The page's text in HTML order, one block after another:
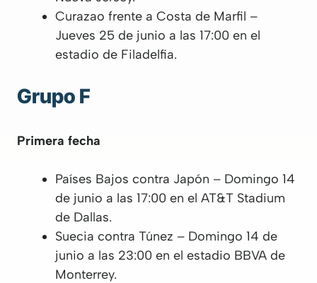
Curazao frente a Costa de Marfil –
Jueves 25 de junio a las 17:00 en el
estadio de Filadelfia.
Grupo F
Primera fecha
Países Bajos contra Japón – Domingo 14
de junio a las 17:00 en el AT&T Stadium
de Dallas.
Suecia contra Túnez – Domingo 14 de
junio a las 23:00 en el estadio BBVA de
Monterrey.